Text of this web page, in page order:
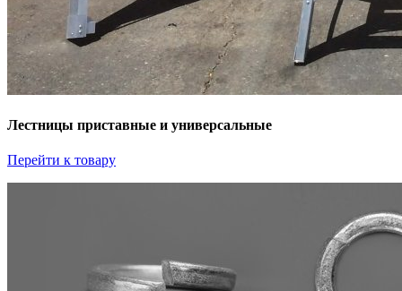
Лестницы приставные и универсальные
Перейти к товару